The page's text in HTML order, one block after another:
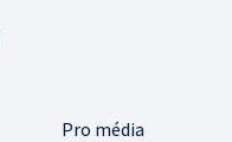
Pro média